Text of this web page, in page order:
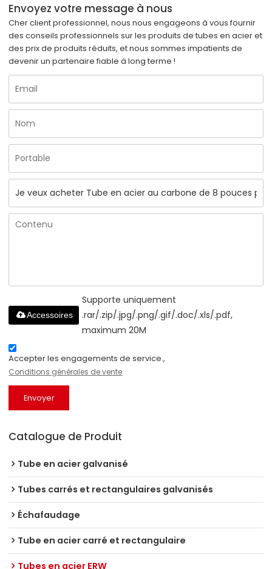
Envoyez votre message à nous
Cher client professionnel, nous nous engageons à vous fournir
des conseils professionnels sur les produits de tubes en acier et
des prix de produits réduits, et nous sommes impatients de
devenir un partenaire fiable à long terme !
Supporte uniquement
.rar/.zip/.jpg/.png/.gif/.doc/.xls/.pdf,
maximum 20M
Accessoires
Accepter les engagements de service.,
Conditions générales de vente
Envoyer
Catalogue de Produit
Tube en acier galvanisé
Tubes carrés et rectangulaires galvanisés
Échafaudage
Tube en acier carré et rectangulaire
Tubes en acier ERW